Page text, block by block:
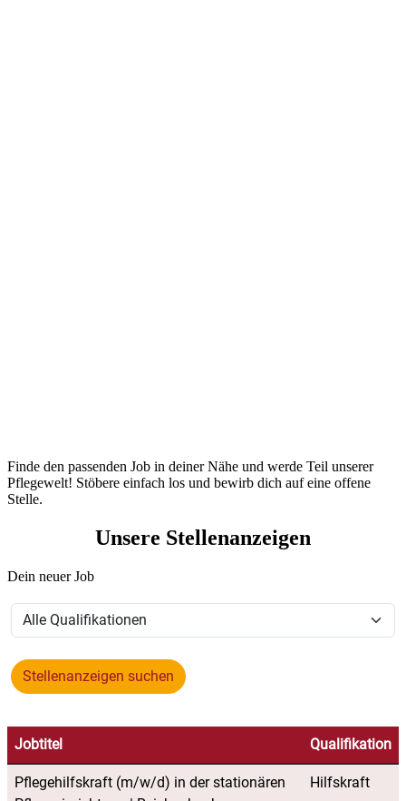
Finde den passenden Job in deiner Nähe und werde Teil unserer
Pflegewelt! Stöbere einfach los und bewirb dich auf eine offene
Stelle.
Unsere Stellenanzeigen
Dein neuer Job